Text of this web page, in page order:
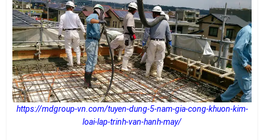
https://mdgroup-vn.com/tuyen-dung-5-nam-gia-cong-khuon-kim-
loai-lap-trinh-van-hanh-may/